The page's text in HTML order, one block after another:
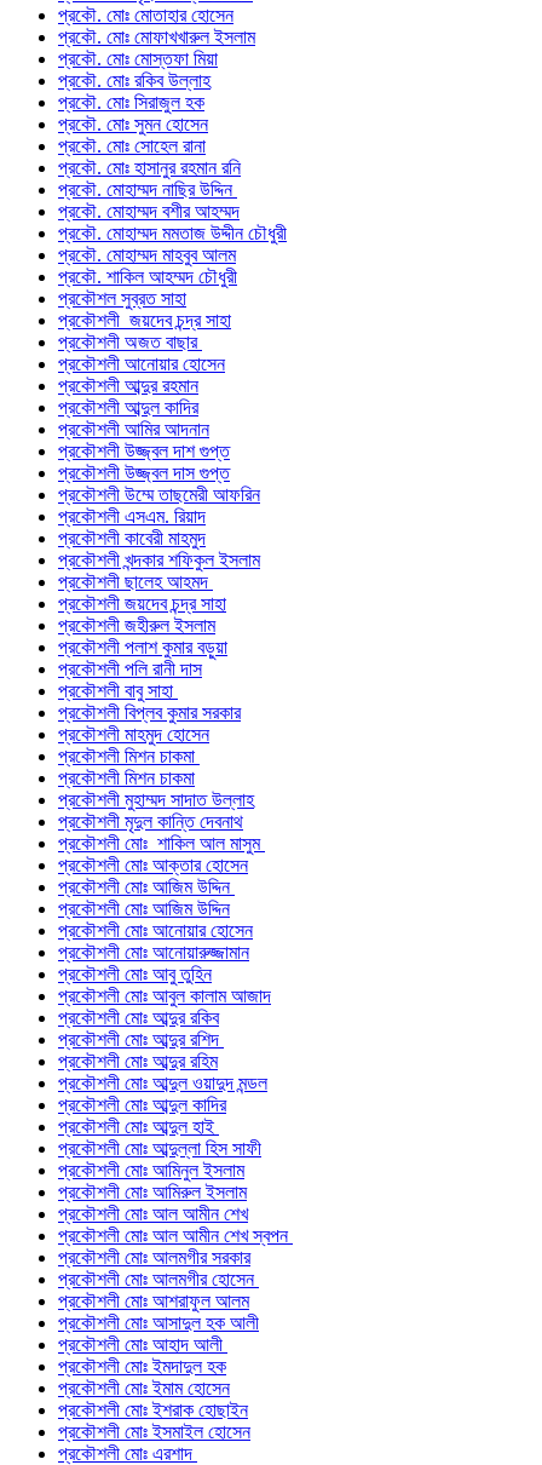
প্রকৌ. মোঃ মোতাহার হোসেন
প্রকৌ. মোঃ মোফাখখারুল ইসলাম
প্রকৌ. মোঃ মোস্তফা মিয়া
প্রকৌ. মোঃ রকিব উল্লাহ
প্রকৌ. মোঃ সিরাজুল হক
প্রকৌ. মোঃ সুমন হোসেন
প্রকৌ. মোঃ সোহেল রানা
প্রকৌ. মোঃ হাসানুর রহমান রনি
প্রকৌ. মোহাম্মদ নাছির উদ্দিন
প্রকৌ. মোহাম্মদ বশীর আহম্মদ
প্রকৌ. মোহাম্মদ মমতাজ উদ্দীন চৌধুরী
প্রকৌ. মোহাম্মদ মাহবুব আলম
প্রকৌ. শাকিল আহম্মদ চৌধুরী
প্রকৌশল সুব্রত সাহা
প্রকৌশলী জয়দেব চন্দ্র সাহা
প্রকৌশলী অজত বাছার
প্রকৌশলী আনোয়ার হোসেন
প্রকৌশলী আব্দুর রহমান
প্রকৌশলী আব্দুল কাদির
প্রকৌশলী আমির আদনান
প্রকৌশলী উজ্জ্বল দাশ গুপ্ত
প্রকৌশলী উজ্জ্বল দাস গুপ্ত
প্রকৌশলী উম্মে তাছমেরী আফরিন
প্রকৌশলী এসএম. রিয়াদ
প্রকৌশলী কাবেরী মাহমুদ
প্রকৌশলী খন্দকার শফিকুল ইসলাম
প্রকৌশলী ছালেহ আহমদ
প্রকৌশলী জয়দেব চন্দ্র সাহা
প্রকৌশলী জহীরুল ইসলাম
প্রকৌশলী পলাশ কুমার বড়ুয়া
প্রকৌশলী পলি রানী দাস
প্রকৌশলী বাবু সাহা
প্রকৌশলী বিপ্লব কুমার সরকার
প্রকৌশলী মাহমুদ হোসেন
প্রকৌশলী মিশন চাকমা
প্রকৌশলী মিশন চাকমা
প্রকৌশলী মুহাম্মদ সাদাত উল্লাহ
প্রকৌশলী মৃদুল কান্তি দেবনাথ
প্রকৌশলী মোঃ শাকিল আল মাসুম
প্রকৌশলী মোঃ আক্তার হোসেন
প্রকৌশলী মোঃ আজিম উদ্দিন
প্রকৌশলী মোঃ আজিম উদ্দিন
প্রকৌশলী মোঃ আনোয়ার হোসেন
প্রকৌশলী মোঃ আনোয়ারুজ্জামান
প্রকৌশলী মোঃ আবু তুহিন
প্রকৌশলী মোঃ আবুল কালাম আজাদ
প্রকৌশলী মোঃ আব্দুর রকিব
প্রকৌশলী মোঃ আব্দুর রশিদ
প্রকৌশলী মোঃ আব্দুর রহিম
প্রকৌশলী মোঃ আব্দুল ওয়াদুদ মন্ডল
প্রকৌশলী মোঃ আব্দুল কাদির
প্রকৌশলী মোঃ আব্দুল হাই
প্রকৌশলী মোঃ আব্দুল্লা হিস সাফী
প্রকৌশলী মোঃ আমিনুল ইসলাম
প্রকৌশলী মোঃ আমিরুল ইসলাম
প্রকৌশলী মোঃ আল আমীন শেখ
প্রকৌশলী মোঃ আল আমীন শেখ স্বপন
প্রকৌশলী মোঃ আলমগীর সরকার
প্রকৌশলী মোঃ আলমগীর হোসেন
প্রকৌশলী মোঃ আশরাফুল আলম
প্রকৌশলী মোঃ আসাদুল হক আলী
প্রকৌশলী মোঃ আহাদ আলী
প্রকৌশলী মোঃ ইমদাদুল হক
প্রকৌশলী মোঃ ইমাম হোসেন
প্রকৌশলী মোঃ ইশরাক হোছাইন
প্রকৌশলী মোঃ ইসমাইল হোসেন
প্রকৌশলী মোঃ এরশাদ